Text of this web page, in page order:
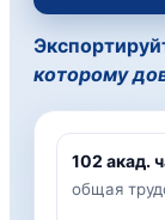
которому
102 акад.
общая